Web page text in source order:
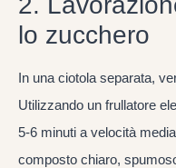
lo zucchero
In una ciotola separata,
Utilizzando un frullatore
5-6 minuti a velocità
composto chiaro,